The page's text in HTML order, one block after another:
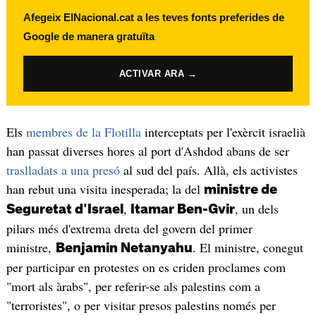
Afegeix ElNacional.cat a les teves fonts preferides de
Google de manera gratuïta
ACTIVAR ARA →
Els membres de la Flotillainterceptats per l'exèrcit israelià
han passat diverses hores al port d'Ashdod abans de ser
traslladats a una presóal sud del país. Allà, els activistes
han rebut una visita inesperada; la del ministre de
Seguretat d'Israel , Itamar Ben-Gvir, un dels
pilars més d'extrema dreta del govern del primer
ministre,
Benjamin Netanyahu. El ministre, conegut
per participar en protestes on es criden proclames com
"mort als àrabs", per referir-se als palestins com a
"terroristes", o per visitar presos palestins només per